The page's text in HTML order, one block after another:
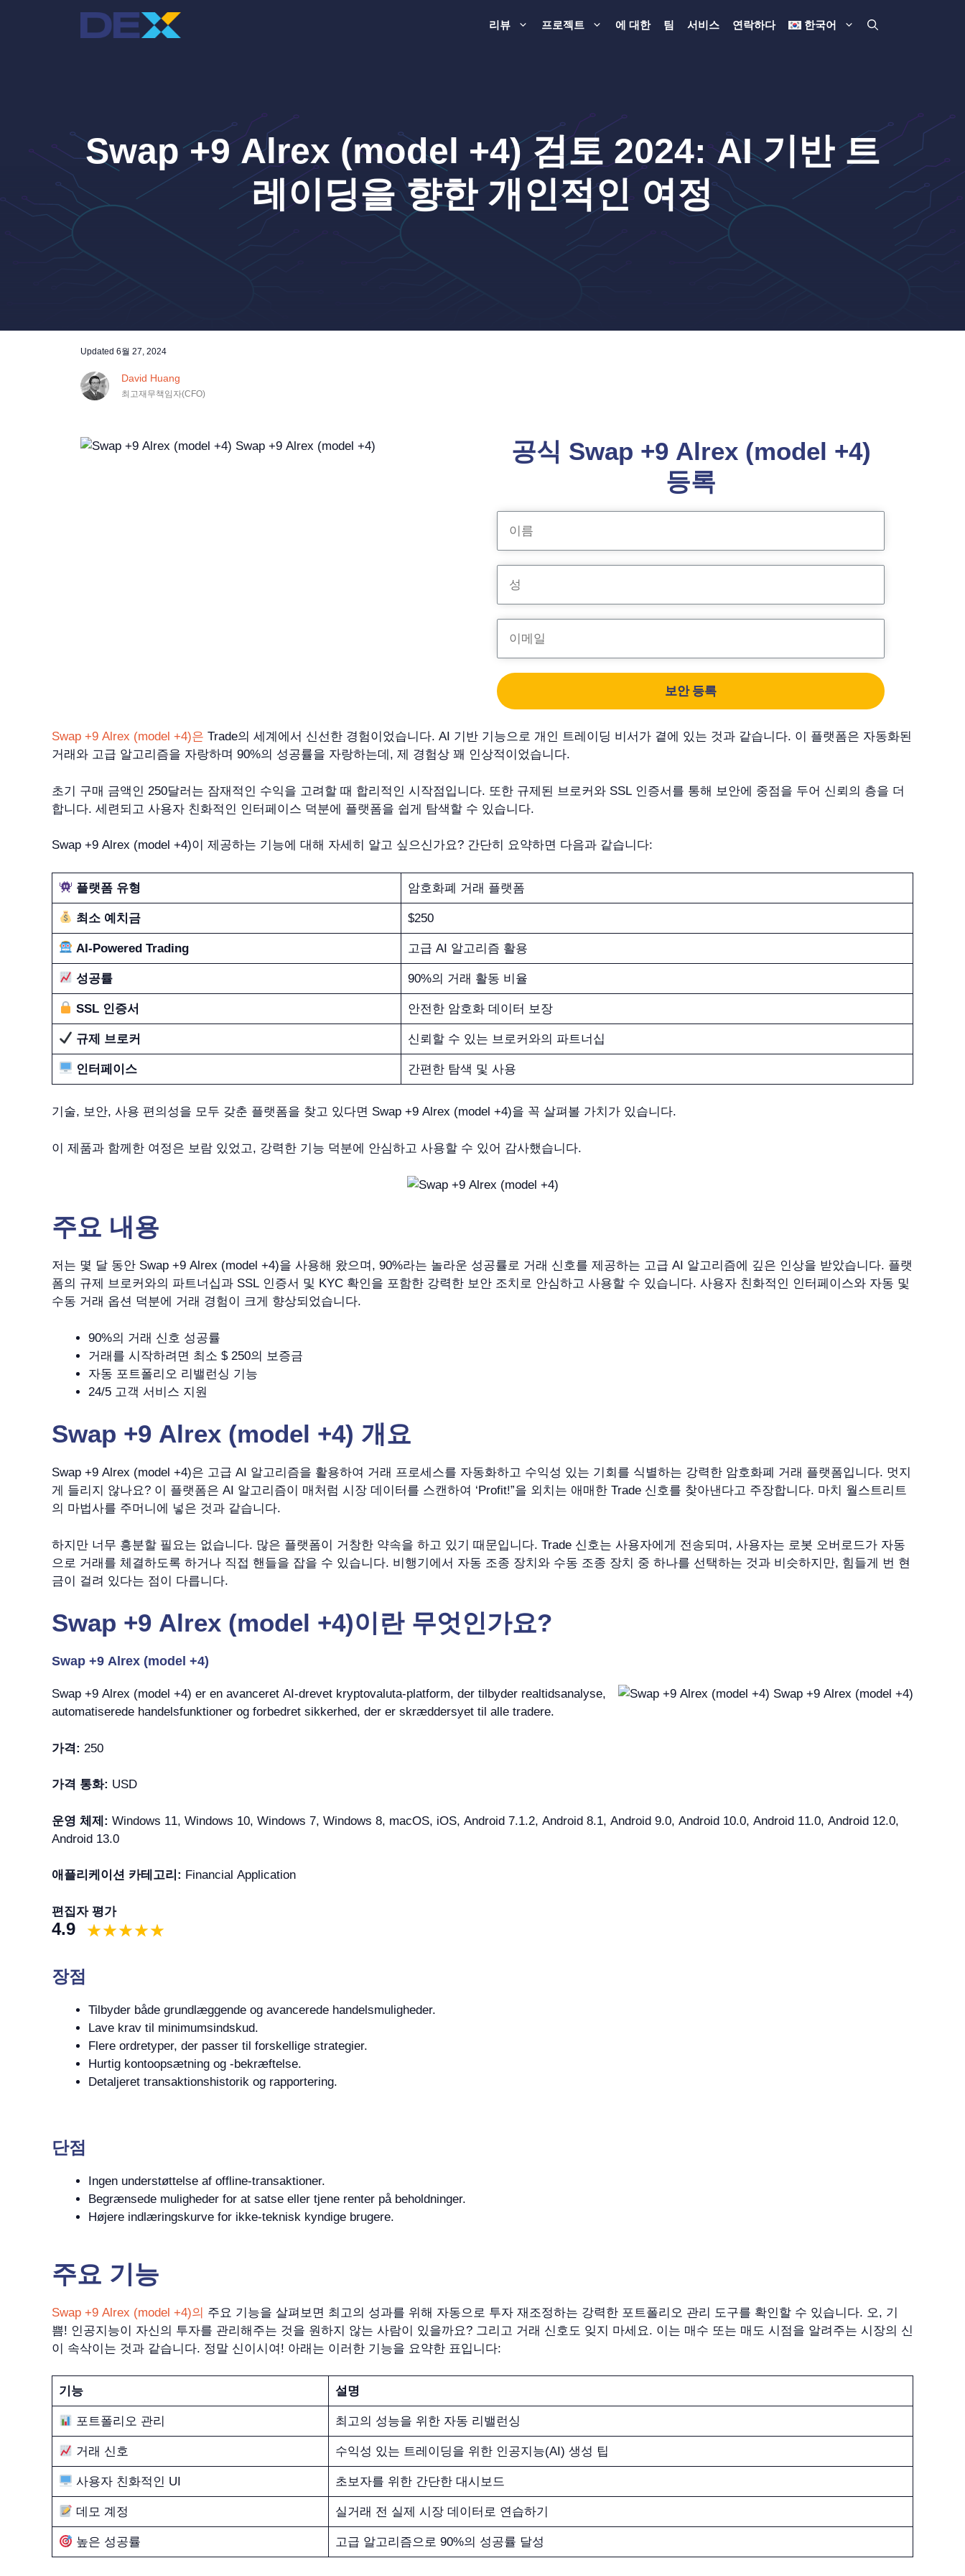
리뷰 프로젝트 에 대한 팀 서비스 연락하다 한국어
Swap +9 Alrex (model +4) 검토 2024: AI 기반 트
레이딩을 향한 개인적인 여정
Updated 6월 27, 2024
David Huang
최고재무책임자(CFO)
공식 Swap +9 Alrex (model +4)
등록
보안 등록
Swap +9 Alrex (model +4)은 Trade의 세계에서 신선한 경험이었습니다. AI 기반 기능으로 개인 트레이딩 비서가 곁에 있는 것과 같습니다. 이 플랫폼은 자동화된
거래와 고급 알고리즘을 자랑하며 90%의 성공률을 자랑하는데, 제 경험상 꽤 인상적이었습니다.
초기 구매 금액인 250달러는 잠재적인 수익을 고려할 때 합리적인 시작점입니다. 또한 규제된 브로커와 SSL 인증서를 통해 보안에 중점을 두어 신뢰의 층을 더
합니다. 세련되고 사용자 친화적인 인터페이스 덕분에 플랫폼을 쉽게 탐색할 수 있습니다.
Swap +9 Alrex (model +4)이 제공하는 기능에 대해 자세히 알고 싶으신가요? 간단히 요약하면 다음과 같습니다:
플랫폼 유형 암호화폐 거래 플랫폼
최소 예치금 $250
AI-Powered Trading 고급 AI 알고리즘 활용
성공률 90%의 거래 활동 비율
SSL 인증서 안전한 암호화 데이터 보장
규제 브로커 신뢰할 수 있는 브로커와의 파트너십
인터페이스 간편한 탐색 및 사용
기술, 보안, 사용 편의성을 모두 갖춘 플랫폼을 찾고 있다면 Swap +9 Alrex (model +4)을 꼭 살펴볼 가치가 있습니다.
이 제품과 함께한 여정은 보람 있었고, 강력한 기능 덕분에 안심하고 사용할 수 있어 감사했습니다.
주요 내용
저는 몇 달 동안 Swap +9 Alrex (model +4)을 사용해 왔으며, 90%라는 놀라운 성공률로 거래 신호를 제공하는 고급 AI 알고리즘에 깊은 인상을 받았습니다. 플랫
폼의 규제 브로커와의 파트너십과 SSL 인증서 및 KYC 확인을 포함한 강력한 보안 조치로 안심하고 사용할 수 있습니다. 사용자 친화적인 인터페이스와 자동 및
수동 거래 옵션 덕분에 거래 경험이 크게 향상되었습니다.
90%의 거래 신호 성공률
거래를 시작하려면 최소 $ 250의 보증금
자동 포트폴리오 리밸런싱 기능
24/5 고객 서비스 지원
Swap +9 Alrex (model +4) 개요
Swap +9 Alrex (model +4)은 고급 AI 알고리즘을 활용하여 거래 프로세스를 자동화하고 수익성 있는 기회를 식별하는 강력한 암호화폐 거래 플랫폼입니다. 멋지
게 들리지 않나요? 이 플랫폼은 AI 알고리즘이 매처럼 시장 데이터를 스캔하여 ‘Profit!”을 외치는 애매한 Trade 신호를 찾아낸다고 주장합니다. 마치 월스트리트
의 마법사를 주머니에 넣은 것과 같습니다.
하지만 너무 흥분할 필요는 없습니다. 많은 플랫폼이 거창한 약속을 하고 있기 때문입니다. Trade 신호는 사용자에게 전송되며, 사용자는 로봇 오버로드가 자동
으로 거래를 체결하도록 하거나 직접 핸들을 잡을 수 있습니다. 비행기에서 자동 조종 장치와 수동 조종 장치 중 하나를 선택하는 것과 비슷하지만, 힘들게 번 현
금이 걸려 있다는 점이 다릅니다.
Swap +9 Alrex (model +4)이란 무엇인가요?
Swap +9 Alrex (model +4)
Swap +9 Alrex (model +4) er en avanceret AI-drevet kryptovaluta-platform, der tilbyder realtidsanalyse,
automatiserede handelsfunktioner og forbedret sikkerhed, der er skræddersyet til alle tradere.
가격: 250
가격 통화: USD
운영 체제: Windows 11, Windows 10, Windows 7, Windows 8, macOS, iOS, Android 7.1.2, Android 8.1, Android 9.0, Android 10.0, Android 11.0, Android 12.0,
Android 13.0
애플리케이션 카테고리: Financial Application
편집자 평가
4.9
장점
Tilbyder både grundlæggende og avancerede handelsmuligheder.
Lave krav til minimumsindskud.
Flere ordretyper, der passer til forskellige strategier.
Hurtig kontoopsætning og -bekræftelse.
Detaljeret transaktionshistorik og rapportering.
단점
Ingen understøttelse af offline-transaktioner.
Begrænsede muligheder for at satse eller tjene renter på beholdninger.
Højere indlæringskurve for ikke-teknisk kyndige brugere.
주요 기능
Swap +9 Alrex (model +4)의 주요 기능을 살펴보면 최고의 성과를 위해 자동으로 투자 재조정하는 강력한 포트폴리오 관리 도구를 확인할 수 있습니다. 오, 기
쁨! 인공지능이 자신의 투자를 관리해주는 것을 원하지 않는 사람이 있을까요? 그리고 거래 신호도 잊지 마세요. 이는 매수 또는 매도 시점을 알려주는 시장의 신
이 속삭이는 것과 같습니다. 정말 신이시여! 아래는 이러한 기능을 요약한 표입니다:
기능 설명
포트폴리오 관리 최고의 성능을 위한 자동 리밸런싱
거래 신호 수익성 있는 트레이딩을 위한 인공지능(AI) 생성 팁
사용자 친화적인 UI 초보자를 위한 간단한 대시보드
데모 계정 실거래 전 실제 시장 데이터로 연습하기
높은 성공률 고급 알고리즘으로 90%의 성공률 달성